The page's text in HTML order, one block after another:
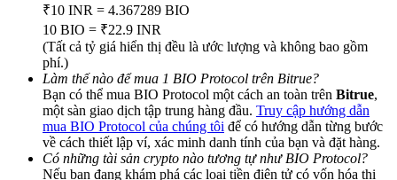
Deposit CASHCAT & Win
Share 500000 CASHCAT prize pool
Exclusive for BitMart Users
Register & Trade to Win 500,000 USDT
₹10 INR = 4.367289 BIO
10 BIO = ₹22.9 INR
(Tất cả tỷ giá hiển thị đều là ước lượng và không bao gồm
phí.)
Làm thế nào để mua 1 BIO Protocol trên Bitrue?
Bạn có thể mua BIO Protocol một cách an toàn trên Bitrue,
một sàn giao dịch tập trung hàng đầu. Truy cập hướng dẫn
mua BIO Protocol của chúng tôi để có hướng dẫn từng bước
về cách thiết lập ví, xác minh danh tính của bạn và đặt hàng.
Có những tài sản crypto nào tương tự như BIO Protocol?
Nếu bạn đang khám phá các loại tiền điện tử có vốn hóa thị